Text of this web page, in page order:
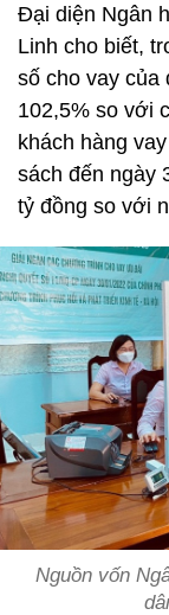
Đại diện Ngân
Linh cho biết,
số cho vay của
102,5% so với
khách hàng
sách đến ngày
tỷ đồng so với
Nguồn vốn